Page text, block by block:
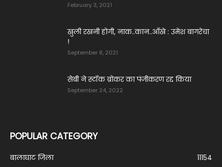
February 3, 2021
खुली रखनी होगी, नाक..कान..आँखे : उमेश बागरेचा
!
September 8, 2021
सेबी ने स्टॉक ब्रोकर का पंजीकरण रद्द किया
September 24, 2022
POPULAR CATEGORY
बालाघाट जिला
11154